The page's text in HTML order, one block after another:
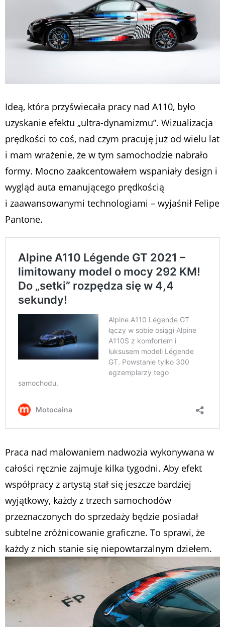
Ideą, która przyświecała pracy nad A110, było
uzyskanie efektu „ultra-dynamizmu”. Wizualizacja
prędkości to coś, nad czym pracuję już od wielu lat
i mam wrażenie, że w tym samochodzie nabrało
formy. Mocno zaakcentowałem wspaniały design i
wygląd auta emanującego prędkością
i zaawansowanymi technologiami – wyjaśnił Felipe
Pantone.
Praca nad malowaniem nadwozia wykonywana w
całości ręcznie zajmuje kilka tygodni. Aby efekt
współpracy z artystą stał się jeszcze bardziej
wyjątkowy, każdy z trzech samochodów
przeznaczonych do sprzedaży będzie posiadał
subtelne zróżnicowanie graficzne. To sprawi, że
każdy z nich stanie się niepowtarzalnym dziełem.